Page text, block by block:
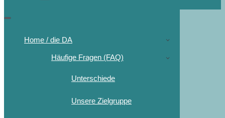
Home / die DA
Häufige Fragen (FAQ)
Unterschiede
Unsere Zielgruppe